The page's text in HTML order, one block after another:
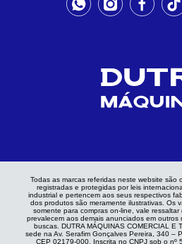
Todas as marcas referidas neste website são
registradas e protegidas por leis
industrial e pertencem aos seus respectivos
dos produtos são meramente ilustrativas. Os
somente para compras on-line, vale
prevalecem aos demais anunciados em outros
buscas. DUTRA MÁQUINAS COMERCIAL E
sede na Av. Serafim Gonçalves Pereira, 340 –
CEP 02179-000. Inscrita no CNPJ sob o nº